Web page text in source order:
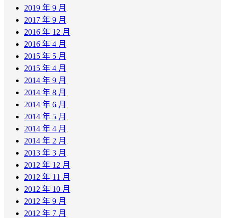
2019 年 9 月
2017 年 9 月
2016 年 12 月
2016 年 4 月
2015 年 5 月
2015 年 4 月
2014 年 9 月
2014 年 8 月
2014 年 6 月
2014 年 5 月
2014 年 4 月
2014 年 2 月
2013 年 3 月
2012 年 12 月
2012 年 11 月
2012 年 10 月
2012 年 9 月
2012 年 7 月